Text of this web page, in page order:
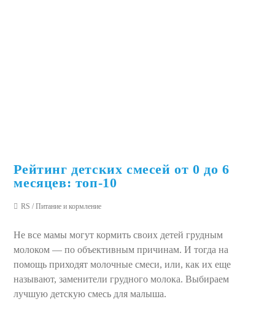
Рейтинг детских смесей от 0 до 6
месяцев: топ-10
RS / Питание и кормление
Не все мамы могут кормить своих детей грудным
молоком — по объективным причинам. И тогда на
помощь приходят молочные смеси, или, как их еще
называют, заменители грудного молока. Выбираем
лучшую детскую смесь для малыша.